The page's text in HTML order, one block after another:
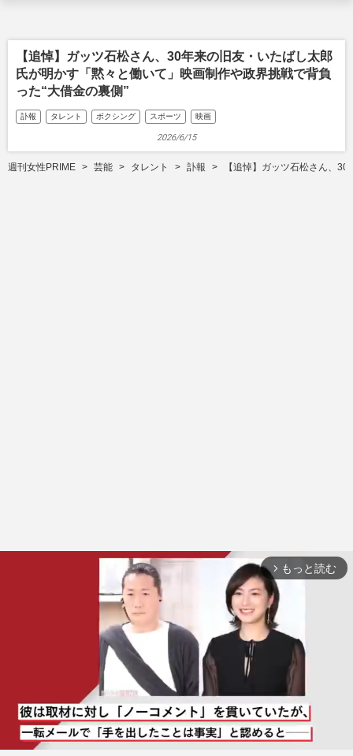
【追悼】ガッツ石松さん、30年来の旧友・いたばし太郎
氏が明かす「黙々と働いて」映画制作や政界挑戦で背負
った“大借金の裏側”
訃報 タレント ボクシング スポーツ 映画
2026/6/15
週刊女性PRIME 芸能 タレント 訃報 【追悼】ガッツ石松さん、
arrow_forward_ios もっと読む